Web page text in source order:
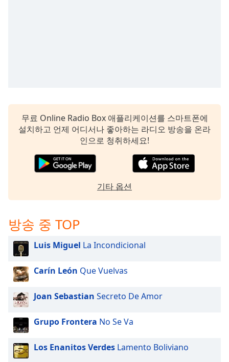
무료 Online Radio Box 애플리케이션를 스마트폰에
설치하고 언제 어디서나 좋아하는 라디오 방송을 온라
인으로 청취하세요!
기타 옵션
방송 중 TOP
Luis Miguel La Incondicional
Carín León Que Vuelvas
Joan Sebastian Secreto De Amor
Grupo Frontera No Se Va
Los Enanitos Verdes Lamento Boliviano